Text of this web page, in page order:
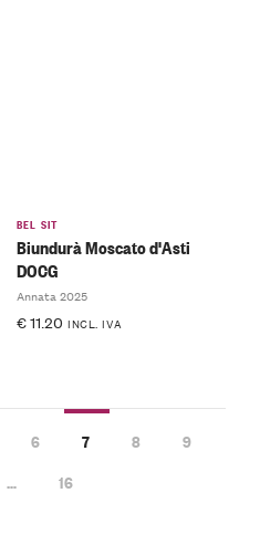
BEL SIT
Biundurà Moscato d'Asti
DOCG
Annata 2025
€11.20 INCL. IVA
6 7 8
9
… 16